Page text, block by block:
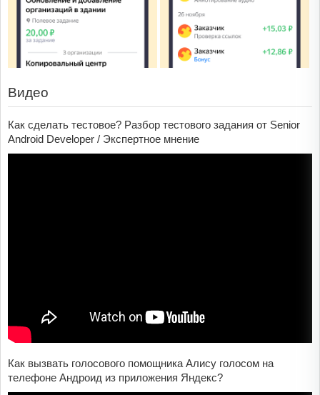
Видео
Как сделать тестовое? Разбор тестового задания от Senior
Android Developer / Экспертное мнение
Как вызвать голосового помощника Алису голосом на
телефоне Андроид из приложения Яндекс?